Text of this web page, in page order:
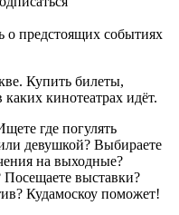
о предстоящих событиях
Купить билеты,
кинотеатрах идёт.
где погулять
девушкой? Выбираете
на выходные?
выставки?
Кудамоскоу поможет!